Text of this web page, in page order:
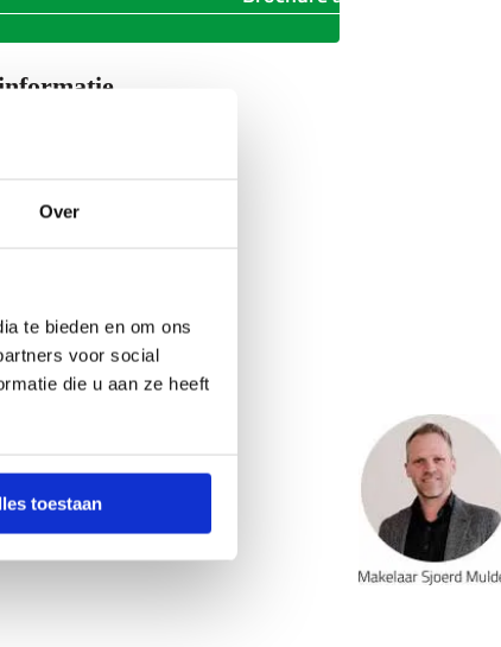
Over
te bieden en om ons
voor social
die u aan ze heeft
toestaan
Hoekstra